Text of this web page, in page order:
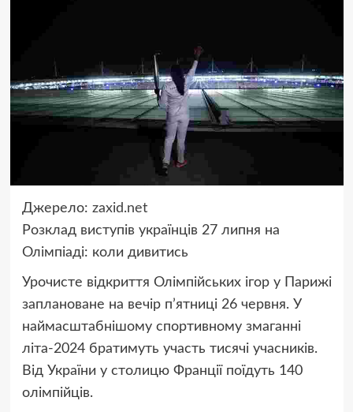
Джерело: zaxid.net
Розклад виступів українців 27 липня на
Олімпіаді: коли дивитись
Урочисте відкриття Олімпійських ігор у Парижі
заплановане на вечір п’ятниці 26 червня. У
наймасштабнішому спортивному змаганні
літа-2024 братимуть участь тисячі учасників.
Від України у столицю Франції поїдуть 140
олімпійців.